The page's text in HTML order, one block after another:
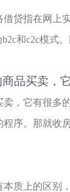
贷指在网上
和c2c模式
品买卖，
，它有很多
序。那就收
质上的区别